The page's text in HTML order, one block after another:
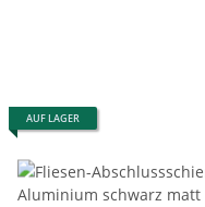
AUF LAGER